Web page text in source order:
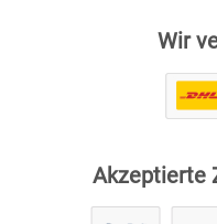
Wir
Akzeptierte